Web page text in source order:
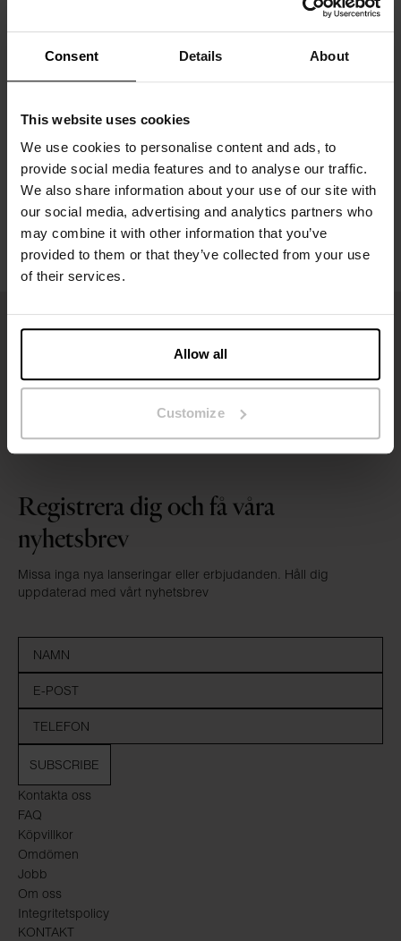
Consent Details About
This website uses cookies
We use cookies to personalise content and ads, to
provide social media features and to analyse our traffic.
We also share information about your use of our site with
our social media, advertising and analytics partners who
may combine it with other information that you’ve
provided to them or that they’ve collected from your use
of their services.
Allow all
Customize
Lika snygg att bära till jeans som den är skön under en
skjorta. En självklarhet i din basgarderob.
Specifikation
Tvättråd
Recensioner
Kontakta oss
FAQ
Köpvillkor
Omdömen
Jobb
Om oss
Integritetspolicy
KONTAKT
Registrera dig och få våra
nyhetsbrev
Missa inga nya lanseringar eller erbjudanden. Håll dig
uppdaterad med vårt nyhetsbrev
SUBSCRIBE